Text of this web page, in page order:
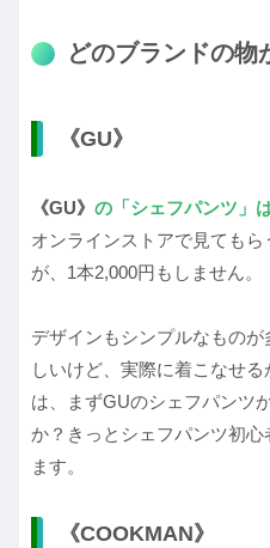
どのブランドの物
《GU》
《GU》 の「シェフパンツ」
オンラインストアで見ても
が、1本2,000円もしません。
デザインもシンプルなもの
しいけど、実際に着こなせ
は、まずGUのシェフパンツ
か？きっとシェフパンツ初
ます。
《COOKMAN》